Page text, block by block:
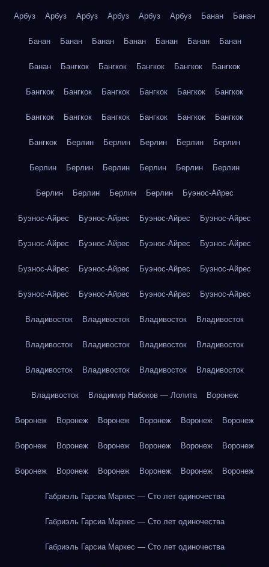
Арбуз Арбуз Арбуз Арбуз Арбуз Арбуз Банан Банан
Банан Банан Банан Банан Банан Банан Банан
Банан Бангкок Бангкок Бангкок Бангкок Бангкок
Бангкок Бангкок Бангкок Бангкок Бангкок Бангкок
Бангкок Бангкок Бангкок Бангкок Бангкок Бангкок
Бангкок Берлин Берлин Берлин Берлин Берлин
Берлин Берлин Берлин Берлин Берлин Берлин
Берлин Берлин Берлин Берлин Буэнос-Айрес
Буэнос-Айрес Буэнос-Айрес Буэнос-Айрес Буэнос-Айрес
Буэнос-Айрес Буэнос-Айрес Буэнос-Айрес Буэнос-Айрес
Буэнос-Айрес Буэнос-Айрес Буэнос-Айрес Буэнос-Айрес
Буэнос-Айрес Буэнос-Айрес Буэнос-Айрес Буэнос-Айрес
Владивосток Владивосток Владивосток Владивосток
Владивосток Владивосток Владивосток Владивосток
Владивосток Владивосток Владивосток Владивосток
Владивосток Владимир Набоков — Лолита Воронеж
Воронеж Воронеж Воронеж Воронеж Воронеж Воронеж
Воронеж Воронеж Воронеж Воронеж Воронеж Воронеж
Воронеж Воронеж Воронеж Воронеж Воронеж Воронеж
Габриэль Гарсиа Маркес — Сто лет одиночества
Габриэль Гарсиа Маркес — Сто лет одиночества
Габриэль Гарсиа Маркес — Сто лет одиночества